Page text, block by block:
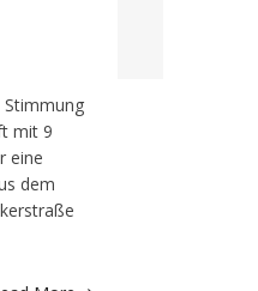
mit 9
eine
dem